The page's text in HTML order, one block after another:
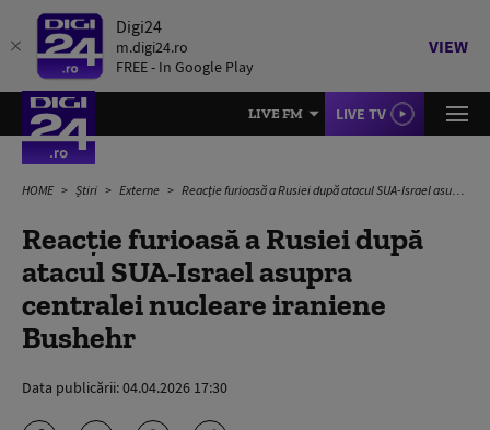
Digi24
m.digi24.ro
FREE - In Google Play
VIEW
LIVE FM LIVE TV
HOME Știri Externe Reacție furioasă a Rusiei după atacul SUA-Israel asupra centralei nucleare iraniene Bushehr
Reacție furioasă a Rusiei după
atacul SUA-Israel asupra
centralei nucleare iraniene
Bushehr
Data publicării:04.04.2026 17:30